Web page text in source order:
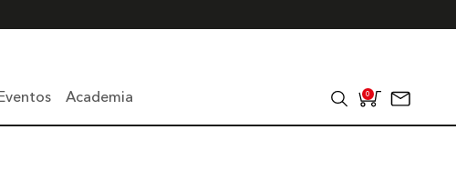
Eventos Academia 0